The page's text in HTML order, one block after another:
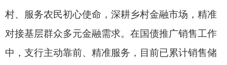
债金融知识，优化乡村金融服务流程，做实做细惠
民服务，切实把金融便民、利民、惠民举措送到群
众家门口。”中国农业银行阿图什市支行党总支书